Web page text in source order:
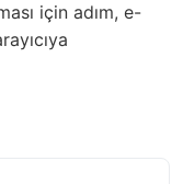
için adım, e-